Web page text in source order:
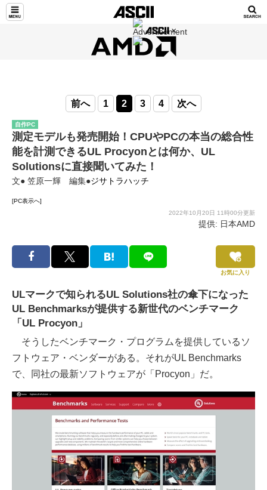
前へ 1 2 3 4 次へ
自作PC
測定モデルも発売開始！CPUやPCの本当の総合性
能を計測できるUL Procyonとは何か、UL
Solutionsに直接聞いてみた！
文● 笠原一輝 編集●ジサトラハッチ
[PC表示へ]
2022年10月20日 11時00分更新
提供: 日本AMD
お気に入り
ULマークで知られるUL Solutions社の傘下になった
UL Benchmarksが提供する新世代のベンチマーク
「UL Procyon」
そうしたベンチマーク・プログラムを提供しているソ
フトウェア・ベンダーがある。それがUL Benchmarks
で、同社の最新ソフトウェアが「Procyon」だ。